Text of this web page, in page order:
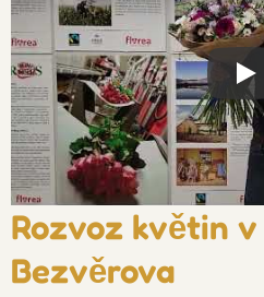
Rozvoz květin
Bezvěrova